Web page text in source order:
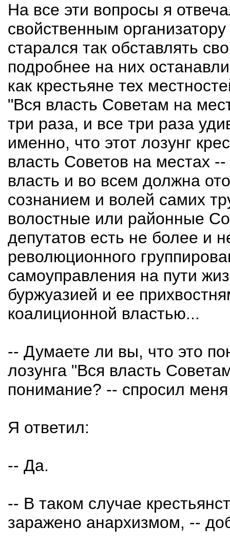
На все эти вопросы я
свойственным
старался так обставлять
подробнее на них
как крестьяне тех
"Вся власть Советам на
три раза, и все три раза
именно, что этот лозунг
власть Советов на местах --
власть и во всем должна
сознанием и волей самих
волостные или районные
депутатов есть не более и
революционного
самоуправления на пути
буржуазией и ее
коалиционной властью...
-- Думаете ли вы, что это
лозунга "Вся власть
понимание? -- спросил
Я ответил:
-- Да.
-- В таком случае
заражено анархизмом, --